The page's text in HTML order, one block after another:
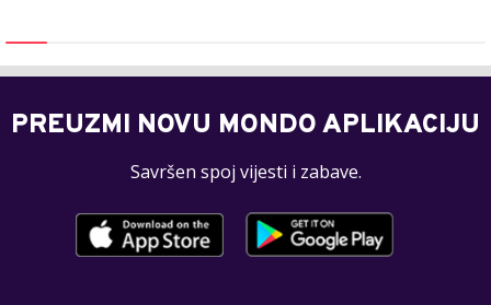
PREUZMI NOVU MONDO APLIKACIJU
Savršen spoj vijesti i zabave.